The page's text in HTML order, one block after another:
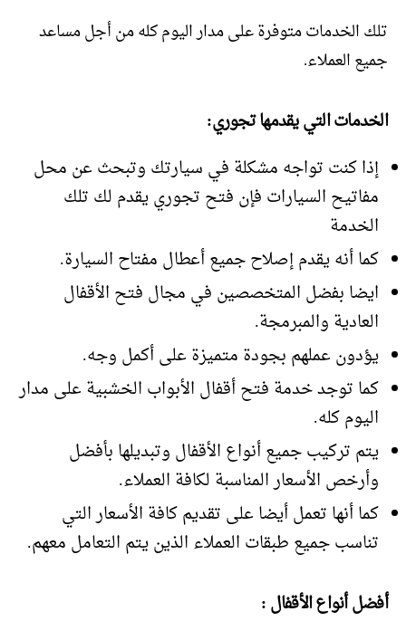
تلك الخدمات متوفرة على مدار اليوم كله من أجل مساعد
جميع العملاء.
الخدمات التي يقدمها تجوري:
إذا كنت تواجه مشكلة في سيارتك وتبحث عن محل
مفاتيح السيارات فإن فتح تجوري يقدم لك تلك
الخدمة
كما أنه يقدم إصلاح جميع أعطال مفتاح السيارة.
ايضا بفضل المتخصصين في مجال فتح الأقفال
العادية والمبرمجة.
يؤدون عملهم بجودة متميزة على أكمل وجه.
كما توجد خدمة فتح أقفال الأبواب الخشبية على مدار
اليوم كله.
يتم تركيب جميع أنواع الأقفال وتبديلها بأفضل
وأرخص الأسعار المناسبة لكافة العملاء.
كما أنها تعمل أيضا على تقديم كافة الأسعار التي
تناسب جميع طبقات العملاء الذين يتم التعامل معهم.
أفضل أنواع الأقفال :